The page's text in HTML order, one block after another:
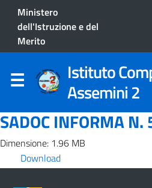
Ministero
dell'Istruzione e del
Merito
Istituto
Assemini 2
SADOC INFORMA
Dimensione: 1.96 MB
Download